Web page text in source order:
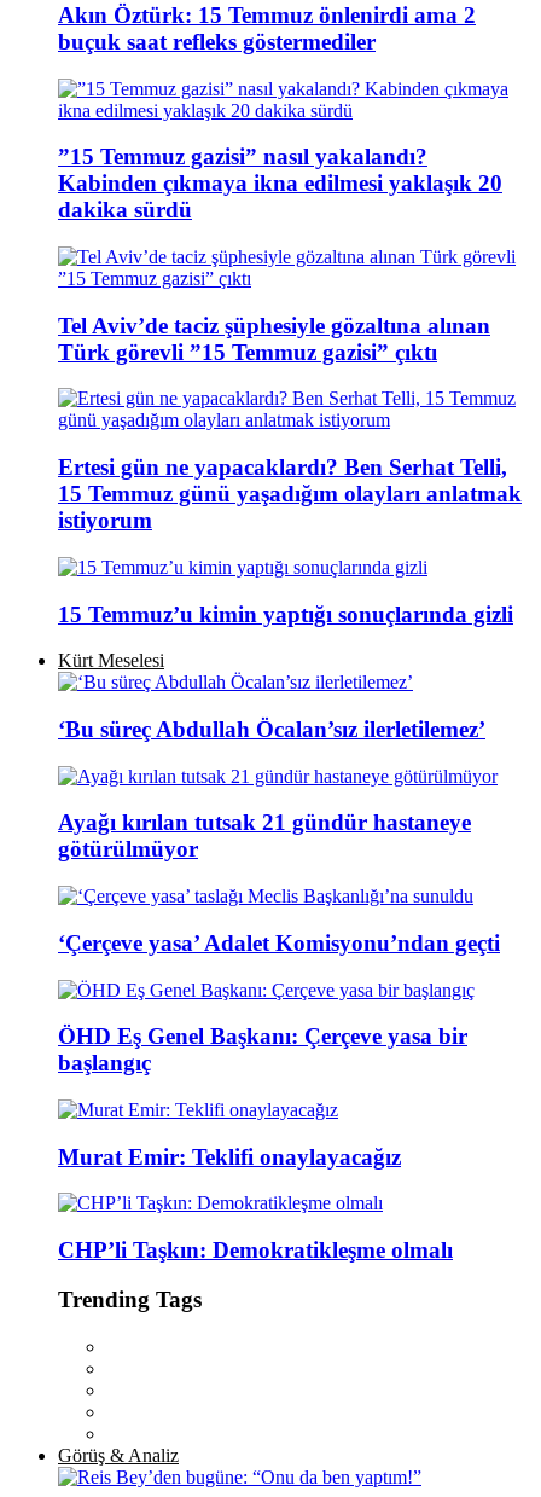
Akın Öztürk: 15 Temmuz önlenirdi ama 2
buçuk saat refleks göstermediler
”15 Temmuz gazisi” nasıl yakalandı?
Kabinden çıkmaya ikna edilmesi yaklaşık 20
dakika sürdü
Tel Aviv’de taciz şüphesiyle gözaltına alınan
Türk görevli ”15 Temmuz gazisi” çıktı
Ertesi gün ne yapacaklardı? Ben Serhat Telli,
15 Temmuz günü yaşadığım olayları anlatmak
istiyorum
15 Temmuz’u kimin yaptığı sonuçlarında gizli
Kürt Meselesi
‘Bu süreç Abdullah Öcalan’sız ilerletilemez’
Ayağı kırılan tutsak 21 gündür hastaneye
götürülmüyor
‘Çerçeve yasa’ Adalet Komisyonu’ndan geçti
ÖHD Eş Genel Başkanı: Çerçeve yasa bir
başlangıç
Murat Emir: Teklifi onaylayacağız
CHP’li Taşkın: Demokratikleşme olmalı
Trending Tags
Görüş & Analiz